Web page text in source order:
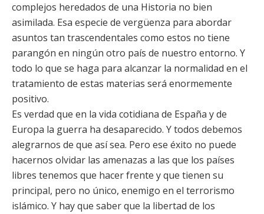
complejos heredados de una Historia no bien
asimilada. Esa especie de vergüenza para abordar
asuntos tan trascendentales como estos no tiene
parangón en ningún otro país de nuestro entorno. Y
todo lo que se haga para alcanzar la normalidad en el
tratamiento de estas materias será enormemente
positivo.
Es verdad que en la vida cotidiana de España y de
Europa la guerra ha desaparecido. Y todos debemos
alegrarnos de que así sea. Pero ese éxito no puede
hacernos olvidar las amenazas a las que los países
libres tenemos que hacer frente y que tienen su
principal, pero no único, enemigo en el terrorismo
islámico. Y hay que saber que la libertad de los